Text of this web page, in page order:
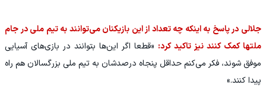
جلالی در پاسخ به اینکه چه تعداد از این بازیکنان می‌توانند به تیم ملی در جام
ملتها کمک کنند نیز تاکید کرد: «قطعا اگر این‌ها بتوانند در بازی‌های آسیایی
موفق شوند، فکر می‌کنم حداقل پنجاه درصدشان به تیم ملی بزرگسالان هم راه
پیدا کنند.»